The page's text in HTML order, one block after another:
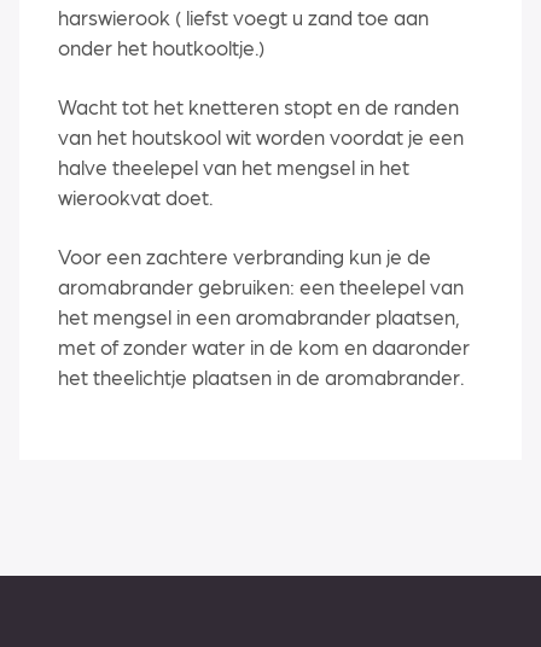
harswierook ( liefst voegt u zand toe aan
onder het houtkooltje.)
Wacht tot het knetteren stopt en de randen
van het houtskool wit worden voordat je een
halve theelepel van het mengsel in het
wierookvat doet.
Voor een zachtere verbranding kun je de
aromabrander gebruiken: een theelepel van
het mengsel in een aromabrander plaatsen,
met of zonder water in de kom en daaronder
het theelichtje plaatsen in de aromabrander.